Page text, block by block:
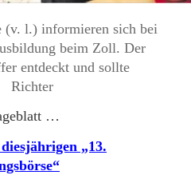
(v. l.) informieren sich bei
beim Zoll. Der
entdeckt und sollte
Richter
…
„13.